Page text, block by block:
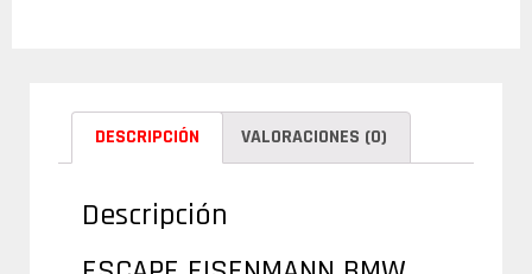
DESCRIPCIÓN VALORACIONES (0)
Descripción